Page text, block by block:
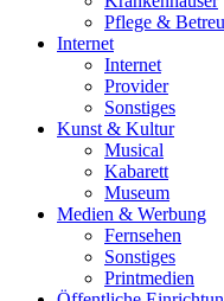
Pflege &
Internet
Internet
Provider
Sonstiges
Kunst & Kultur
Musical
Kabarett
Museum
Medien & Werbung
Fernsehen
Sonstiges
Printmedien